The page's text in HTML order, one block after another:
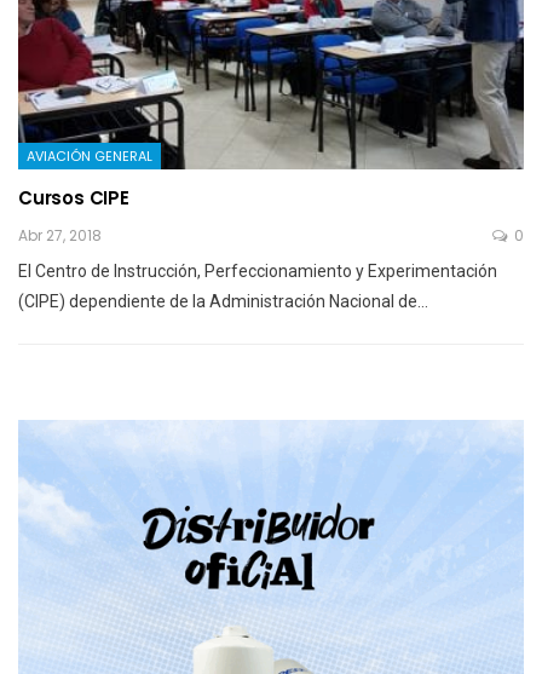
AVIACIÓN GENERAL
Cursos CIPE
Abr 27, 2018 0
El Centro de Instrucción, Perfeccionamiento y Experimentación
(CIPE) dependiente de la Administración Nacional de…